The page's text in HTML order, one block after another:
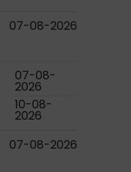
07-08-2026
07-08-
2026
10-08-
2026
07-08-2026